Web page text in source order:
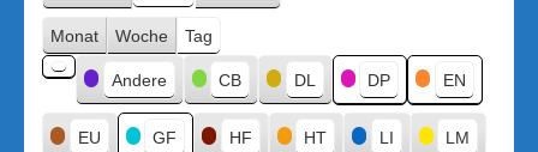
Monat Woche Tag
Kategorien
Kategorie
ohne
Titel
Andere CB DL DP EN
EU GF HF HT LI LM